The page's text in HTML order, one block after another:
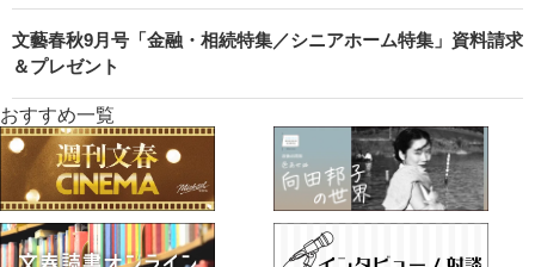
文藝春秋9月号「金融・相続特集／シニアホーム特集」資料請求
＆プレゼント
おすすめ一覧